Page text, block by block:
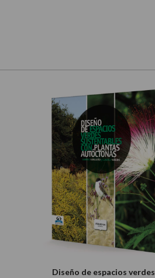
Diseño de espacios verdes